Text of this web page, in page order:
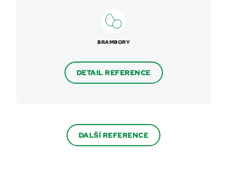
BRAMBORY
DETAIL REFERENCE
DALŠÍ REFERENCE